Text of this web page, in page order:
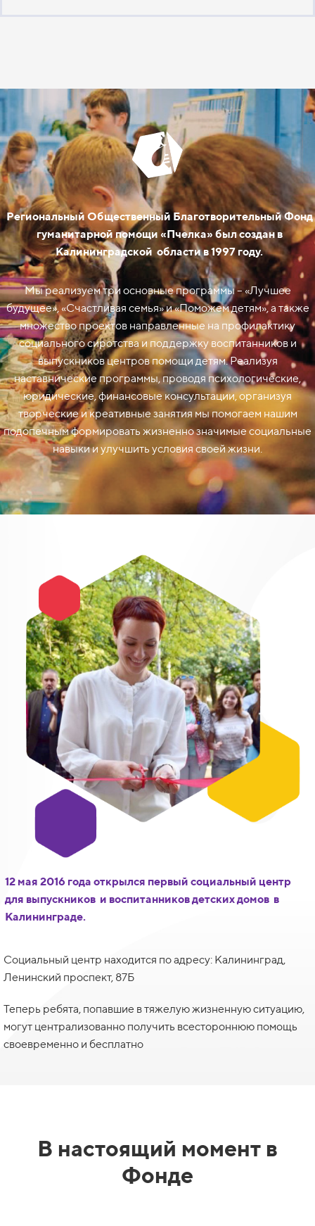
Региональный Общественный Благотворительный Фонд
гуманитарной помощи «Пчелка» был создан в
Калининградской области в 1997 году.
Мы реализуем три основные программы – «Лучшее
будущее», «Счастливая семья» и «Поможем детям», а также
множество проектов направленные на профилактику
социального сиротства и поддержку воспитанников и
выпускников центров помощи детям. Реализуя
наставнические программы, проводя психологические,
юридические, финансовые консультации, организуя
творческие и креативные занятия мы помогаем нашим
подопечным формировать жизненно значимые социальные
навыки и улучшить условия своей жизни.
12 мая 2016 года открылся первый социальный центр
для выпускников и воспитанников детских домов в
Калининграде.
Социальный центр находится по адресу: Калининград,
Ленинский проспект, 87Б
Теперь ребята, попавшие в тяжелую жизненную ситуацию,
могут централизованно получить всестороннюю помощь
своевременно и бесплатно
В настоящий момент в
Фонде